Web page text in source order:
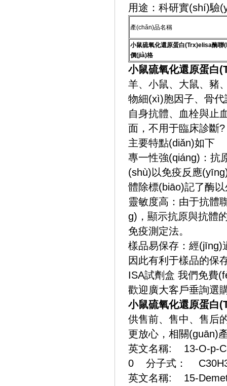
用途：科研實(shí)驗
產(chǎn)品名稱
小鼠硫氧化還原蛋白(Trx)elisa酶聯
價(jià)格
小鼠硫氧化還原蛋白
羊、小鼠、大鼠、豬、
物細(xì)胞因子、骨代
自身抗體、血栓
面，不用于臨床診斷
主要特點(diǎn)如下
專一性強(qiáng)：抗
(shù)以免疫反應(yīng)
體除標(biāo)記了酶以
靈敏度高：由于抗體
g)，顯示抗原與抗體
免疫測定法。
樣品易保存：經(jīng)
因此有利于樣品的保
ISA試劑盒 我們免費
歡迎廣大客戶垂詢選購
小鼠硫氧化還原蛋白
供售前、售中、售
更放心，相關(guān)
英文名稱: 13-O-p-
0 分子式：
英文名稱: 15-